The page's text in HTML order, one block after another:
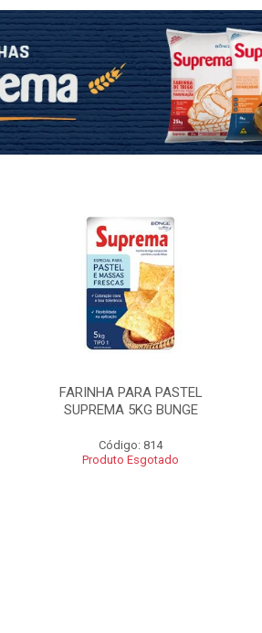
FARINHA PARA PASTEL
SUPREMA 5KG BUNGE
Código: 814
Produto Esgotado